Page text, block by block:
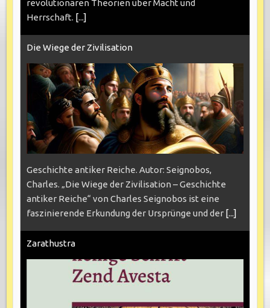
revolutionären Theorien über Macht und
Herrschaft. [...]
Die Wiege der Zivilisation
Geschichte antiker Reiche. Autor: Seignobos,
Charles. „Die Wiege der Zivilisation – Geschichte
antiker Reiche“ von Charles Seignobos ist eine
faszinierende Erkundung der Ursprünge und der [...]
Zarathustra